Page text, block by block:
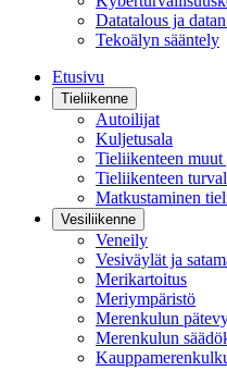
Datatalous ja
Tekoälyn sääntely
Etusivu
Tieliikenne
Autoilijat
Kuljetusala
Tieliikenteen
Tieliikenteen
Matkustaminen
Vesiliikenne
Veneily
Vesiväylät ja
Merikartoitus
Meriympäristö
Merenkulun
Merenkulun